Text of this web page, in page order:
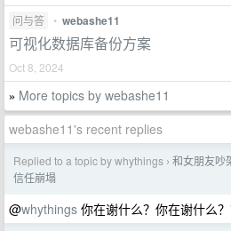
问与答 • webashe11
可视化数据库备份方案
Oct 8, 2024
» More topics by webashe11
webashe11's recent replies
Replied to a topic by whythings › 和女朋友吵
信任崩塌
@whythings 你在谢什么？你在谢什么？